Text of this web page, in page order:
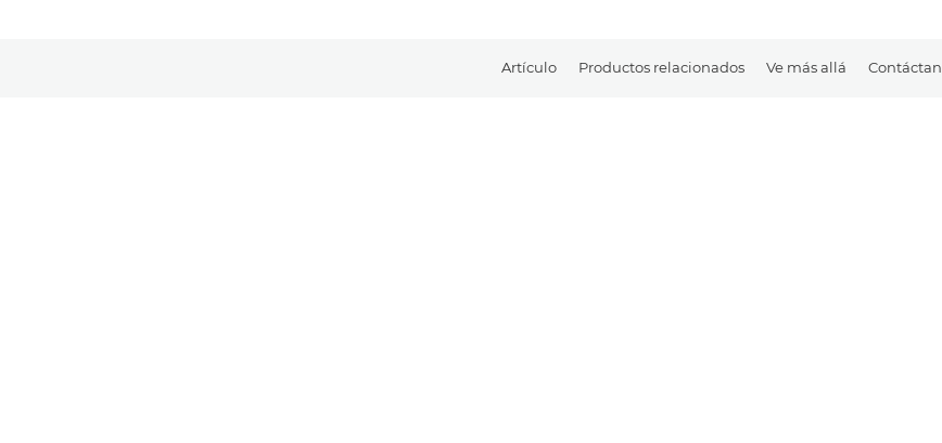
Artículo Productos relacionados Ve más allá